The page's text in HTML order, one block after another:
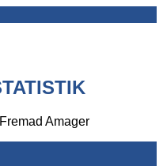
Amager